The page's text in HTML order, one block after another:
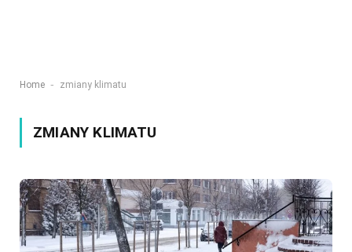
Home - zmiany klimatu
ZMIANY KLIMATU